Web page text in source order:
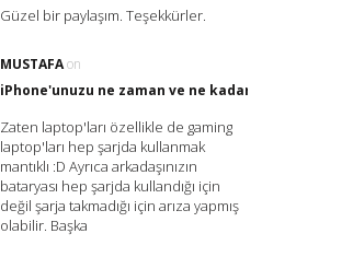
Güzel bir paylaşım. Teşekkürler.
MUSTAFAon
iPhone'unuzu ne zaman ve ne kadar Şarj
Zaten laptop'ları özellikle de gaming
laptop'ları hep şarjda kullanmak
mantıklı :D Ayrıca arkadaşınızın
bataryası hep şarjda kullandığı için
değil şarja takmadığı için arıza yapmış
olabilir. Başka